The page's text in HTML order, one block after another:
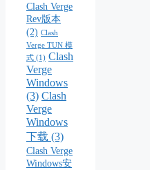
Clash Verge
Rev版本
(2) Clash
Verge TUN 模
式 (1) Clash
Verge
Windows
(3) Clash
Verge
Windows
下载 (3)
Clash Verge
Windows安